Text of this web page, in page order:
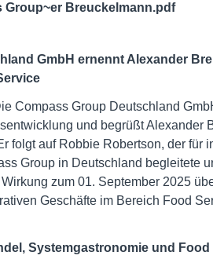
Group~er Breuckelmann.pdf
GmbH ernennt Alexander
Compass Group Deutschland
und begrüßt Alexander
folgt auf Robbie Robertson, der für
Group in Deutschland begleitete
zum 01. September 2025
Geschäfte im Bereich Food
Systemgastronomie und Food